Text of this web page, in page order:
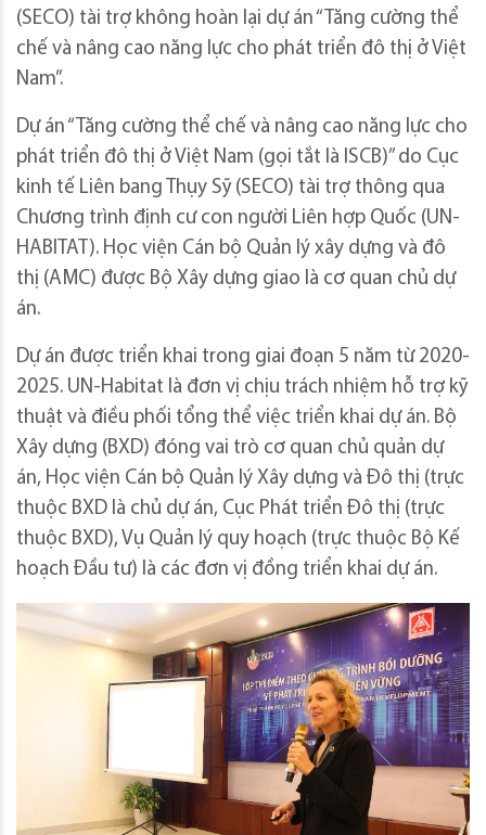
(SECO) tài trợ không hoàn lại dự án “Tăng cường thể
chế và nâng cao năng lực cho phát triển đô thị ở Việt
Nam”.
Dự án “Tăng cường thể chế và nâng cao năng lực cho
phát triển đô thị ở Việt Nam (gọi tắt là ISCB)” do Cục
kinh tế Liên bang Thụy Sỹ (SECO) tài trợ thông qua
Chương trình định cư con người Liên hợp Quốc (UN-
HABITAT). Học viện Cán bộ Quản lý xây dựng và đô
thị (AMC) được Bộ Xây dựng giao là cơ quan chủ dự
án.
Dự án được triển khai trong giai đoạn 5 năm từ 2020-
2025. UN-Habitat là đơn vị chịu trách nhiệm hỗ trợ kỹ
thuật và điều phối tổng thể việc triển khai dự án. Bộ
Xây dựng (BXD) đóng vai trò cơ quan chủ quản dự
án, Học viện Cán bộ Quản lý Xây dựng và Đô thị (trực
thuộc BXD là chủ dự án, Cục Phát triển Đô thị (trực
thuộc BXD), Vụ Quản lý quy hoạch (trực thuộc Bộ Kế
hoạch Đầu tư) là các đơn vị đồng triển khai dự án.